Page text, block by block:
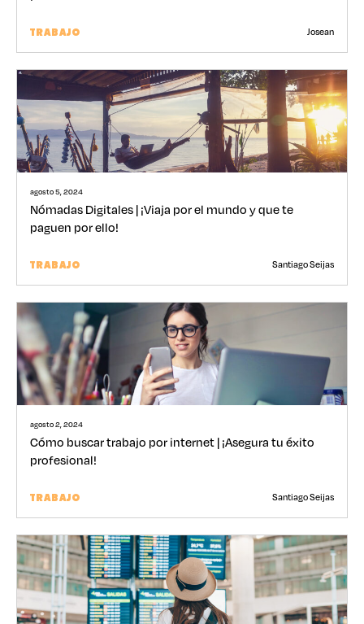
TRABAJO Josean
agosto 5, 2024
Nómadas Digitales | ¡Viaja por el mundo y que te
paguen por ello!
TRABAJO Santiago Seijas
agosto 2, 2024
Cómo buscar trabajo por internet | ¡Asegura tu éxito
profesional!
TRABAJO Santiago Seijas